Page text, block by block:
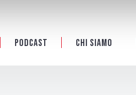
PODCAST Chi siamo